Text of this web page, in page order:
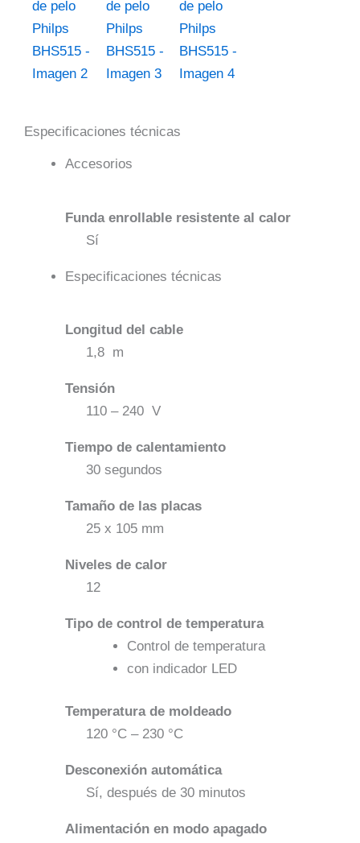
Especificaciones técnicas
Accesorios
Funda enrollable resistente al calor
Sí
Especificaciones técnicas
Longitud del cable
1,8 m
Tensión
110 – 240 V
Tiempo de calentamiento
30 segundos
Tamaño de las placas
25 x 105 mm
Niveles de calor
12
Tipo de control de temperatura
Control de temperatura
con indicador LED
Temperatura de moldeado
120 °C – 230 °C
Desconexión automática
Sí, después de 30 minutos
Alimentación en modo apagado